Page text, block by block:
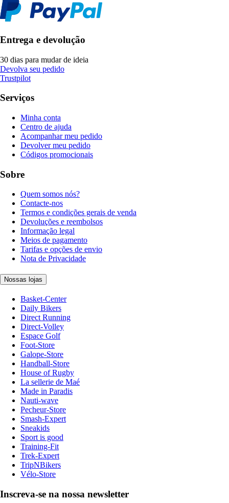
Entrega e devolução
30 dias para mudar de ideia
Devolva seu pedido
Trustpilot
Serviços
Minha conta
Centro de ajuda
Acompanhar meu pedido
Devolver meu pedido
Códigos promocionais
Sobre
Quem somos nós?
Contacte-nos
Termos e condições gerais de venda
Devoluções e reembolsos
Informação legal
Meios de pagamento
Tarifas e opções de envio
Nota de Privacidade
Nossas lojas
Basket-Center
Daily Bikers
Direct Running
Direct-Volley
Espace Golf
Foot-Store
Galope-Store
Handball-Store
House of Rugby
La sellerie de Maé
Made in Paradis
Nauti-wave
Pecheur-Store
Smash-Expert
Sneakids
Sport is good
Training-Fit
Trek-Expert
TripNBikers
Vélo-Store
Inscreva-se na nossa newsletter